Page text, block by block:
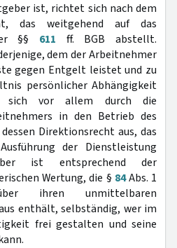
ist, richtet sich nach dem
das weitgehend auf das
§§ 611 ff. BGB abstellt.
dem der Arbeitnehmer
gegen Entgelt leistet und zu
persönlicher Abhängigkeit
sich vor allem durch die
in den Betrieb des
Direktionsrecht aus, das
der Dienstleistung
ist entsprechend der
Wertung, die § 84Abs. 1
ihren unmittelbaren
enthält, selbständig, wer im
frei gestalten und seine